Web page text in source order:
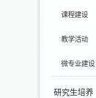
课程建设
教学活动
微专业建设
研究生培养